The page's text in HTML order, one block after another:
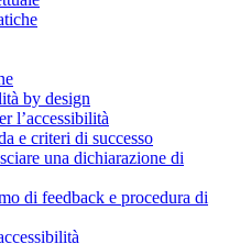
by design
l’accessibilità
e criteri di successo
una dichiarazione di
di feedback e procedura di